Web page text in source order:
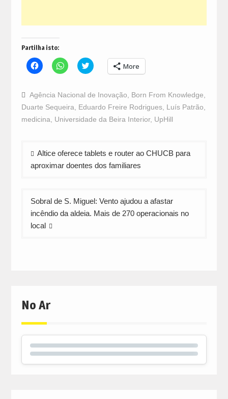
Partilha isto:
Click
to
Facebook
(Opens
in
new
window)
Click
to
WhatsApp
(Opens
in
new
window)
Click
to
Twitter
(Opens
in
new
window)
More
Agência Nacional de Inovação Born From Knowledge
Duarte Sequeira
Eduardo Freire Rodrigues, Luís Patrão
medicina
Universidade da Beira Interior, UpHill
Navegação
de
Altice oferece tablets e router ao CHUCB para
aproximar doentes dos familiares
Sobral de S. Miguel: Vento ajudou a afastar
incêndio da aldeia. Mais de 270 operacionais no
local
No Ar